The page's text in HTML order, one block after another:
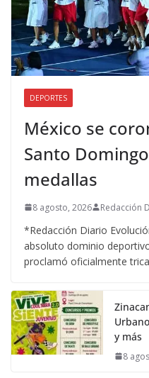
DEPORTES
México se
Santo
medallas
8 agosto, 2026 Redacción
*Redacción Diario
absoluto dominio
proclamó oficialmente
y más
8